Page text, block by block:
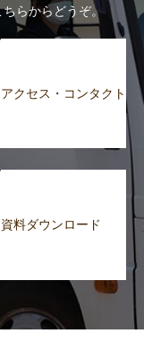
らからどうぞ。
アクセス・コンタクト
資料ダウンロード